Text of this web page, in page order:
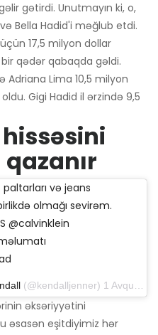
gətirdi. Unutmayın ki, o,
Bella Hadid'i məğlub etdi.
17,5 milyon dollar
qədər qabaqda gəldi.
Adriana Lima 10,5 milyon
Gigi Hadid il ərzində 9,5
və jeans
olmağı sevirəm.
@calvinklein
(@kendalljenner) 1 Avqust 2018 tarixində, saat 11: 34-də PDT
əksəriyyətini
əsasən eşitdiyimiz hər